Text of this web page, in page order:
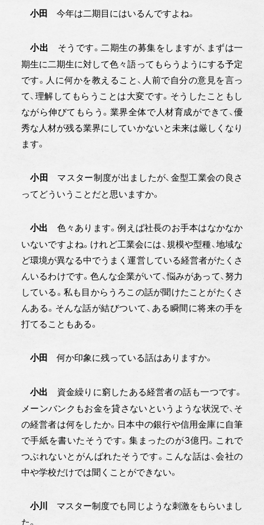
小田 今年は二期目にはいるんですよね。
小出
そうです。二期生の募集をしますが、まずは一
期生に二期生に対して色々語ってもらうようにする予定
です。人に何かを教えること、人前で自分の意見を言っ
て、理解してもらうことは大変です。そうしたこともし
ながら伸びてもらう。業界全体で人材育成ができて、優
秀な人材が残る業界にしていかないと未来は厳しくなり
ます。
小田
マスター制度が出ましたが、金型工業会の良さ
ってどういうことだと思いますか。
小出
色々あります。例えば社長のお手本はなかなか
いないですよね。けれど工業会には、規模や型種、地域な
ど環境が異なる中でうまく運営している経営者がたくさ
んいるわけです。色んな企業がいて、悩みがあって、努力
している。私も目からうろこの話が聞けたことがたくさ
んある。そんな話が結びついて、ある瞬間に将来の手を
打てることもある。
小田 何か印象に残っている話はありますか。
小出
資金繰りに窮したある経営者の話も一つです。
メーンバンクもお金を貸さないというような状況で、そ
の経営者は何をしたか。日本中の銀行や信用金庫に自筆
で手紙を書いたそうです。集まったのが3億円。これで
つぶれないとがんばれたそうです。こんな話は、会社の
中や学校だけでは聞くことができない。
小川
マスター制度でも同じような刺激をもらいまし
た。